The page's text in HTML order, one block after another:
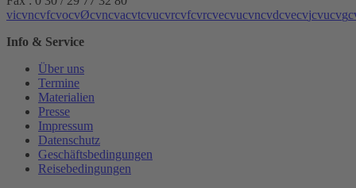
vicvncvfcvocvØcvncvacvtcvucvrcvfcvrcvecvucvncvdcvecvjcvucvgc
Info & Service
Über uns
Termine
Materialien
Presse
Impressum
Datenschutz
Geschäftsbedingungen
Reisebedingungen